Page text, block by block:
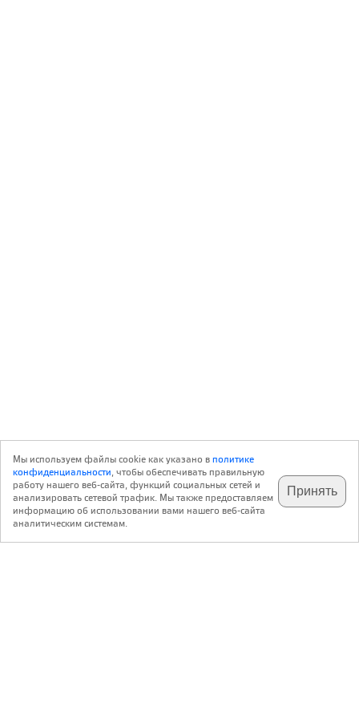
подпишитесь на наш
телеграм @archi_ru
✕
с 20 июля 1999 г.
Мы используем файлы cookie как указано вполитике
конфиденциальности, чтобы обеспечивать правильную
работу нашего веб-сайта, функций социальных сетей и
анализировать сетевой трафик. Мы также предоставляем
информацию об использовании вами нашего веб-сайта
аналитическим системам.
Принять